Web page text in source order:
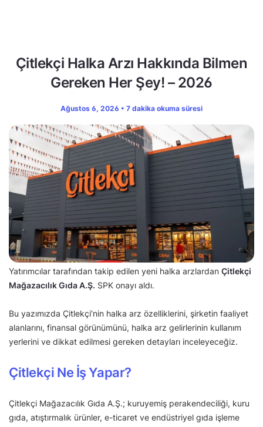
Çitlekçi Halka Arzı Hakkında Bilmen
Gereken Her Şey! – 2026
Ağustos 6, 2026 • 7 dakika okuma süresi
Yatırımcılar tarafından takip edilen yeni halka arzlardan Çitlekçi
Mağazacılık Gıda A.Ş. SPK onayı aldı.
Bu yazımızda Çitlekçi’nin halka arz özelliklerini, şirketin faaliyet
alanlarını, finansal görünümünü, halka arz gelirlerinin kullanım
yerlerini ve dikkat edilmesi gereken detayları inceleyeceğiz.
Çitlekçi Ne İş Yapar?
Çitlekçi Mağazacılık Gıda A.Ş.; kuruyemiş perakendeciliği, kuru
gıda, atıştırmalık ürünler, e-ticaret ve endüstriyel gıda işleme